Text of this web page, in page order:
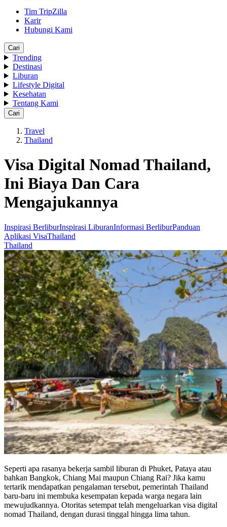
Tim TripZilla
Karir
Hubungi Kami
Cari
Trending
Destinasi
Liburan
Lifestyle Digital
Kesehatan
Tentang Kami
Cari
Travel
Thailand
Visa Digital Nomad Thailand,
Ini Biaya Dan Cara
Mengajukannya
Inspirasi BerliburInspirasi LiburanInformasi BerliburPanduan
Aplikasi VisaThailand
Thailand
Seperti apa rasanya bekerja sambil liburan di Phuket, Pataya atau
bahkan Bangkok, Chiang Mai maupun Chiang Rai? Jika kamu
tertarik mendapatkan pengalaman tersebut, pemerintah Thailand
baru-baru ini membuka kesempatan kepada warga negara lain
mewujudkannya. Otoritas setempat telah mengeluarkan visa digital
nomad Thailand, dengan durasi tinggal hingga lima tahun.